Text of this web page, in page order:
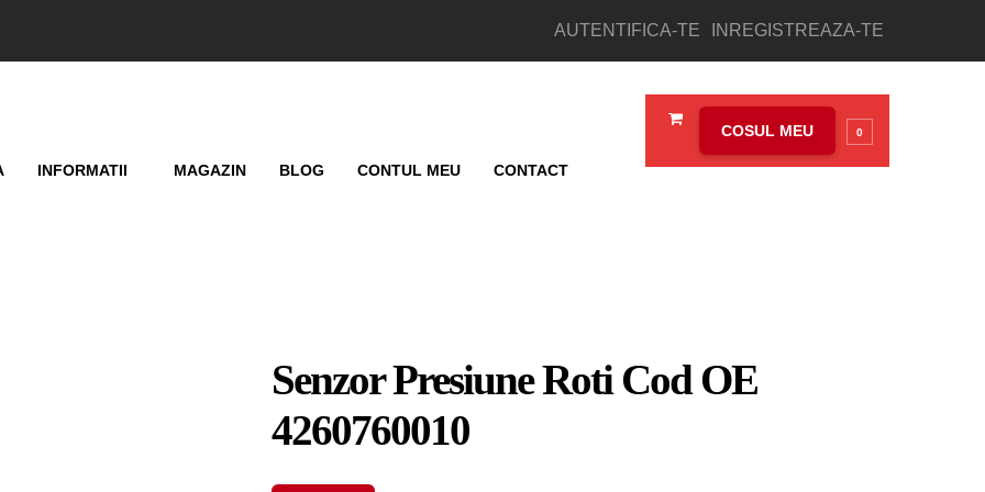
AUTENTIFICA-TE INREGISTREAZA-TE
COSUL MEU 0
INFORMATII MAGAZIN BLOG CONTUL MEU CONTACT
Senzor Presiune Roti Cod OE
4260760010